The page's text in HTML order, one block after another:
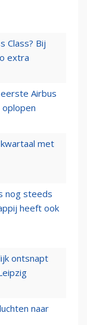
Class? Bij
extra
Airbus
met
nog steeds
heeft ook
ontsnapt
naar